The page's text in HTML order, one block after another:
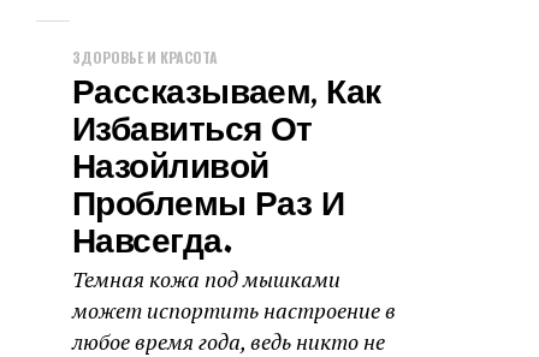
ЗДОРОВЬЕ И КРАСОТА
Рассказываем, Как
Избавиться От
Назойливой
Проблемы Раз И
Навсегда.
Темная кожа под мышками
может испортить настроение в
любое время года, ведь никто не